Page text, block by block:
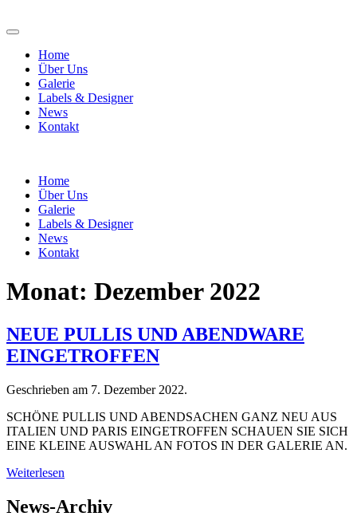
Home
Über Uns
Galerie
Labels & Designer
News
Kontakt
Home
Über Uns
Galerie
Labels & Designer
News
Kontakt
Monat: Dezember 2022
NEUE PULLIS UND ABENDWARE
EINGETROFFEN
Geschrieben am 7. Dezember 2022.
SCHÖNE PULLIS UND ABENDSACHEN GANZ NEU AUS
ITALIEN UND PARIS EINGETROFFEN SCHAUEN SIE SICH
EINE KLEINE AUSWAHL AN FOTOS IN DER GALERIE AN.
Weiterlesen
News-Archiv